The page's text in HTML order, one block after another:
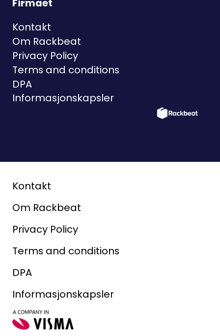
Firmaet
Kontakt
Om Rackbeat
Privacy Policy
Terms and conditions
DPA
Informasjonskapsler
Kontakt
Om Rackbeat
Privacy Policy
Terms and conditions
DPA
Informasjonskapsler